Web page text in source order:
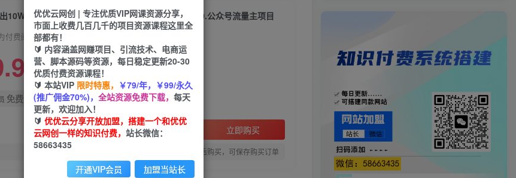
10W+爆款，月入10000+，AI图文公众号流量掘金5.0.公众号流量主项目
付费阅读，请付费后查看
云币99
免费
立即购买
您当前未登录！建议登陆后购买，可保存购买订单
优优云网创 | 专注优质VIP网课资源分享，
市面上收费几百几千的项目资源课程这里全
部都有！
🔰 内容涵盖网赚项目、引流技术、电商运
营、脚本源码等资源，每日稳定更新20-30
优质付费资源课程！
🔰 本站VIP 限时特惠， ￥79/年，￥99/永久
(推广佣金70%)， 全站资源免费下载， 每天
更新，欢迎加入！
🔰 优优云分享开放加盟，搭建一个和优优
云网创一样的知识付费， 站长微信：
58663435
开通VIP会员 加盟当站长